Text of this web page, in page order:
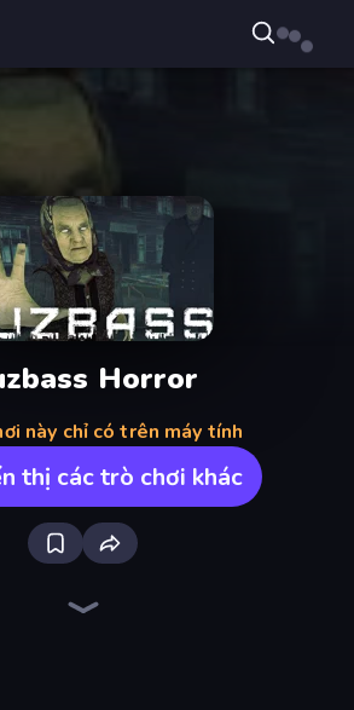
Horror
này chỉ có trên máy tính
thị các trò chơi khác